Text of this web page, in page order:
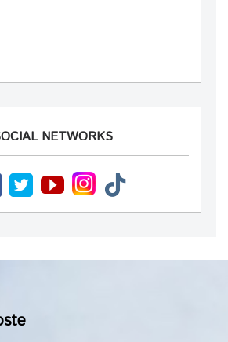
NETWORKS